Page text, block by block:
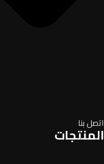
اتصل بنا
المنتجات